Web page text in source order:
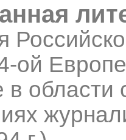
ой
в